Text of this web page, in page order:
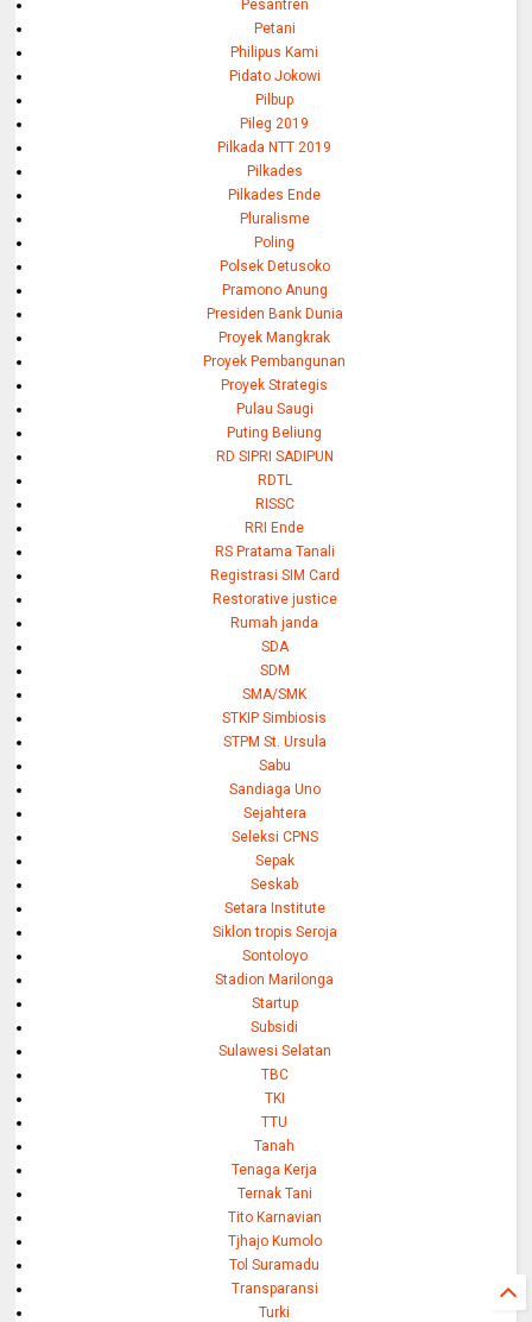
Pesantren
Petani
Philipus Kami
Pidato Jokowi
Pilbup
Pileg 2019
Pilkada NTT 2019
Pilkades
Pilkades Ende
Pluralisme
Poling
Polsek Detusoko
Pramono Anung
Presiden Bank Dunia
Proyek Mangkrak
Proyek Pembangunan
Proyek Strategis
Pulau Saugi
Puting Beliung
RD SIPRI SADIPUN
RDTL
RISSC
RRI Ende
RS Pratama Tanali
Registrasi SIM Card
Restorative justice
Rumah janda
SDA
SDM
SMA/SMK
STKIP Simbiosis
STPM St. Ursula
Sabu
Sandiaga Uno
Sejahtera
Seleksi CPNS
Sepak
Seskab
Setara Institute
Siklon tropis Seroja
Sontoloyo
Stadion Marilonga
Startup
Subsidi
Sulawesi Selatan
TBC
TKI
TTU
Tanah
Tenaga Kerja
Ternak Tani
Tito Karnavian
Tjhajo Kumolo
Tol Suramadu
Transparansi
Turki